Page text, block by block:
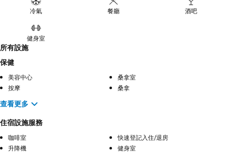
冷氣 餐廳 酒吧
健身室
所有設施
保健
美容中心
桑拿室
按摩
桑拿
查看更多
住宿設施服務
咖啡室
快速登記入住/退房
升降機
健身室